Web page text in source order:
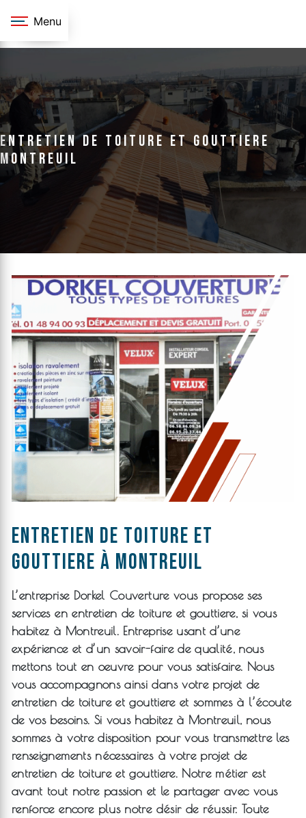
Menu
entretien de toiture et gouttiere
Montreuil
entretien de toiture et
gouttiere à Montreuil
L’entreprise Dorkel Couverturevous propose ses
services enentretien de toiture et gouttiere, si vous
habitez à Montreuil. Entreprise usant d’une
expérience et d’un savoir-faire de qualité, nous
mettons tout en oeuvre pour vous satisfaire. Nous
vous accompagnons ainsi dans votre projet de
entretien de toiture et gouttiereet sommes à l’écoute
de vos besoins. Si vous habitez à Montreuil, nous
sommes à votre disposition pour vous transmettre les
renseignements nécessaires à votre projet de
entretien de toiture et gouttiere. Notre métier est
avant tout notre passion et le partager avec vous
renforce encore plus notre désir de réussir. Toute